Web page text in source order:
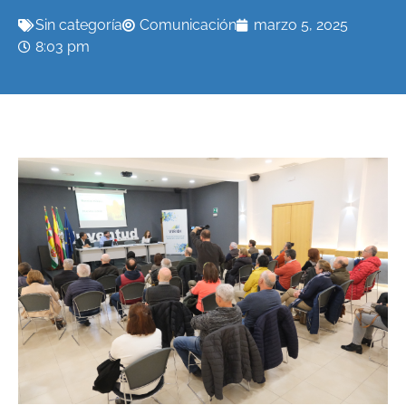
Sin categoría Comunicación
marzo 5, 2025
8:03 pm